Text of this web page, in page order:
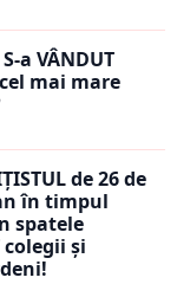
a VÂNDUT
mai mare
de 26 de
în timpul
spatele
colegii și